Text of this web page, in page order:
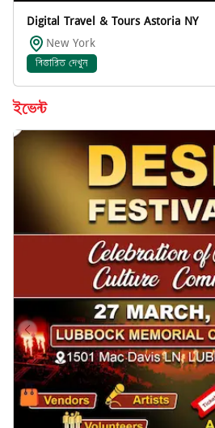
Digital Travel & Tours Astoria NY
New York
বিস্তারিত দেখুন
ইভেন্ট